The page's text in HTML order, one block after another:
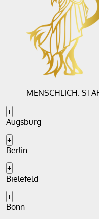
MENSCHLICH.
+
Augsburg
+
Berlin
+
Bielefeld
+
Bonn